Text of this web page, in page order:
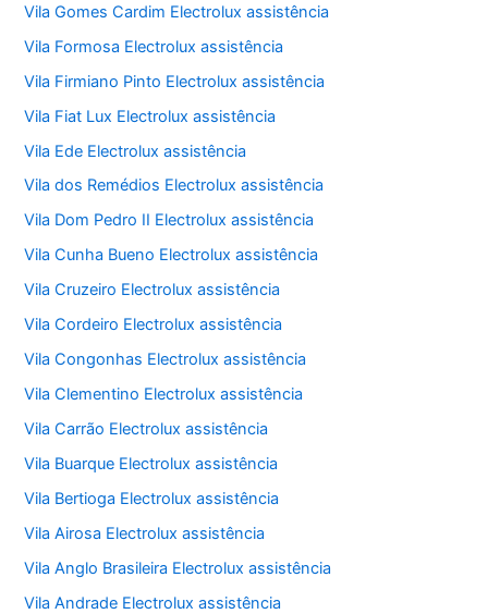
Vila Gomes Cardim Electrolux assistência
Vila Formosa Electrolux assistência
Vila Firmiano Pinto Electrolux assistência
Vila Fiat Lux Electrolux assistência
Vila Ede Electrolux assistência
Vila dos Remédios Electrolux assistência
Vila Dom Pedro II Electrolux assistência
Vila Cunha Bueno Electrolux assistência
Vila Cruzeiro Electrolux assistência
Vila Cordeiro Electrolux assistência
Vila Congonhas Electrolux assistência
Vila Clementino Electrolux assistência
Vila Carrão Electrolux assistência
Vila Buarque Electrolux assistência
Vila Bertioga Electrolux assistência
Vila Airosa Electrolux assistência
Vila Anglo Brasileira Electrolux assistência
Vila Andrade Electrolux assistência